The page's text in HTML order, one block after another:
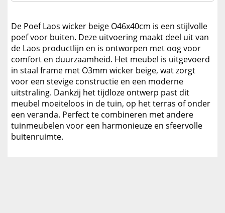
De Poef Laos wicker beige O46x40cm is een stijlvolle
poef voor buiten. Deze uitvoering maakt deel uit van
de Laos productlijn en is ontworpen met oog voor
comfort en duurzaamheid. Het meubel is uitgevoerd
in staal frame met O3mm wicker beige, wat zorgt
voor een stevige constructie en een moderne
uitstraling. Dankzij het tijdloze ontwerp past dit
meubel moeiteloos in de tuin, op het terras of onder
een veranda. Perfect te combineren met andere
tuinmeubelen voor een harmonieuze en sfeervolle
buitenruimte.